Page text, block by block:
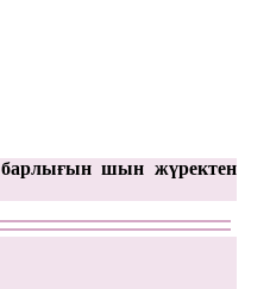
барлығын шын жүректен